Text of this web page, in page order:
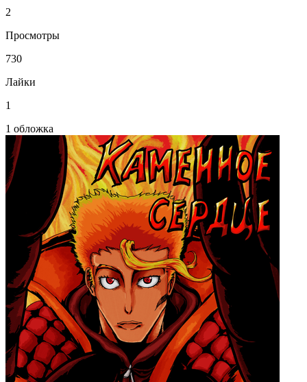
2
Просмотры
730
Лайки
1
1 обложка